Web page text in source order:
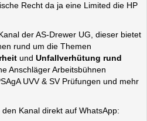
Recht da ja eine Limited die HP
der AS-Drewer UG, dieser bietet
rund um die Themen
und Unfallverhütung rund
Anschläger Arbeitsbühnen
UVV & SV Prüfungen und mehr
Kanal direkt auf WhatsApp: